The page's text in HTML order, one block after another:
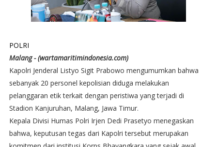
POLRI
Malang - (wartamaritimindonesia.com)
Kapolri Jenderal Listyo Sigit Prabowo mengumumkan bahwa
sebanyak 20 personel kepolisian diduga melakukan
pelanggaran etik terkait dengan peristiwa yang terjadi di
Stadion Kanjuruhan, Malang, Jawa Timur.
Kepala Divisi Humas Polri Irjen Dedi Prasetyo menegaskan
bahwa, keputusan tegas dari Kapolri tersebut merupakan